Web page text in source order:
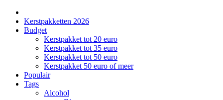
Kerstpakketten 2026
Budget
Kerstpakket tot 20 euro
Kerstpakket tot 35 euro
Kerstpakket tot 50 euro
Kerstpakket 50 euro of meer
Populair
Tags
Alcohol